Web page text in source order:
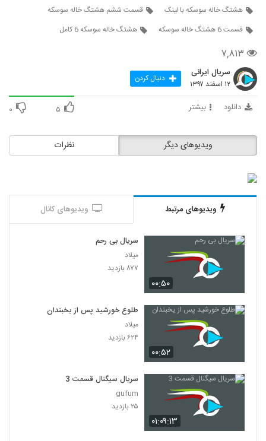
هشتگ خاله سوسکه با لینک
قسمت ششم هشتگ خاله سوسکه
قسمت 6 هشتگ خاله سوسکه
هشتگ خاله سوسکه 6 کامل
۷,۸۱۳
سریال ایرانی
۱۲ اسفند ۱۳۹۷ دنبال کردن
دانلود بیشتر ۵ ۰
نظرات ویدیوهای دیگر
ویدیوهای مرتبط ویدیوهای کانال
۰۰:۵۰
سریال بی رحم
میلاد
۸۷۷ بازدید
۰۰:۵۲
طلوع خورشید پس از یخبندان
میلاد
۶۲۴ بازدید
۰۱:۰۹:۱۳
سریال سیگنال قسمت 3
gufum
۲۵ بازدید